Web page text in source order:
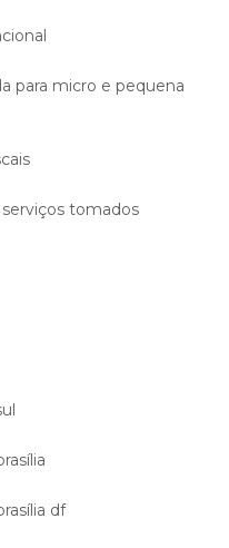
para micro e pequena
tomados
df